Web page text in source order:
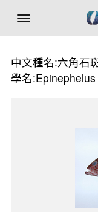
中文種名:六角石
學名